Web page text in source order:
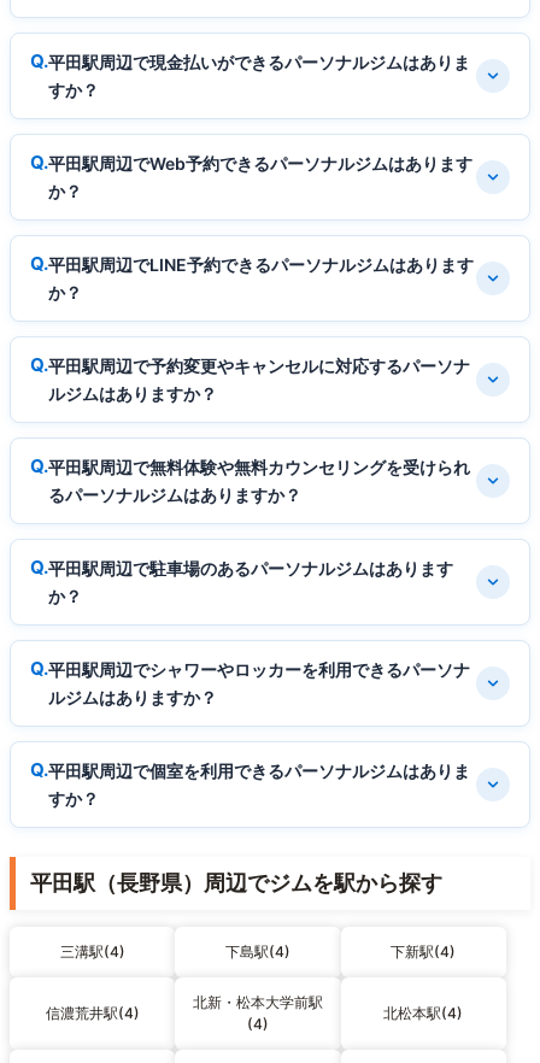
平田駅周辺で現金払いができるパーソナルジムはありま
すか？
平田駅周辺でWeb予約できるパーソナルジムはあります
か？
平田駅周辺でLINE予約できるパーソナルジムはあります
か？
平田駅周辺で予約変更やキャンセルに対応するパーソナ
ルジムはありますか？
平田駅周辺で無料体験や無料カウンセリングを受けられ
るパーソナルジムはありますか？
平田駅周辺で駐車場のあるパーソナルジムはあります
か？
平田駅周辺でシャワーやロッカーを利用できるパーソナ
ルジムはありますか？
平田駅周辺で個室を利用できるパーソナルジムはありま
すか？
平田駅（長野県）周辺でジムを駅から探す
三溝駅(4) 下島駅(4) 下新駅(4)
信濃荒井駅(4)
北新・松本大学前駅
(4)
北松本駅(4)